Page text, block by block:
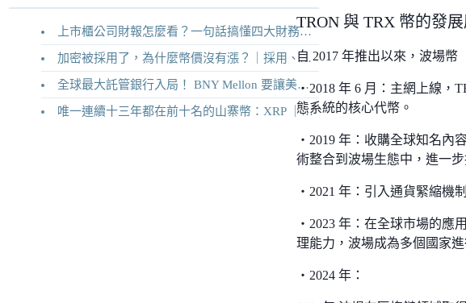
上市櫃公司財報怎麼看？一句話搞懂四大財務報表
加密被採用了，為什麼幣價沒有漲？｜採用、收入與代幣價值捕獲
全球最大託管銀行入局！ BNY Mellon 要讓美債交易 24/7 不打烊
唯一連續十三年都在前十名的山寨幣：XRP ｜Ripple 2026 介紹
TRON 與 TRX 幣的發
自 2017 年推出以來，波場幣
・2018 年 6 月：主網上線，
態系統的核心代幣。
・2019 年：收購全球知名內
術整合到波場生態中，進一
・2021 年：引入通貨緊縮機
・2023 年：在全球市場的
理能力，波場成為多個國家
・2024 年：